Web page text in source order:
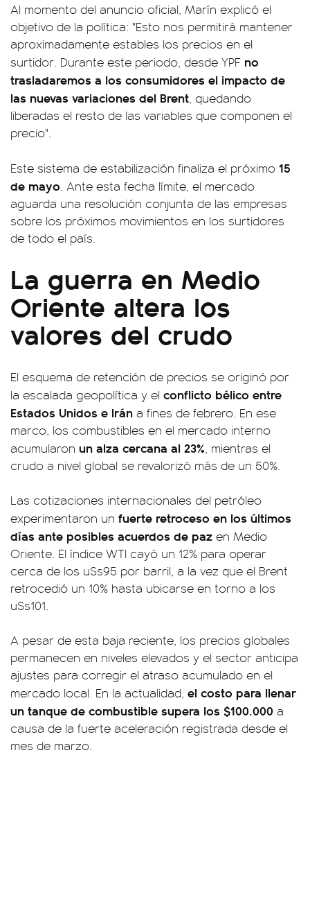
Al momento del anuncio oficial, Marín explicó el
objetivo de la política: "Esto nos permitirá mantener
aproximadamente estables los precios en el
surtidor. Durante este periodo, desde YPF no
trasladaremos a los consumidores el impacto de
las nuevas variaciones del Brent, quedando
liberadas el resto de las variables que componen el
precio".
Este sistema de estabilización finaliza el próximo 15
de mayo. Ante esta fecha límite, el mercado
aguarda una resolución conjunta de las empresas
sobre los próximos movimientos en los surtidores
de todo el país.
La guerra en Medio
Oriente altera los
valores del crudo
El esquema de retención de precios se originó por
la escalada geopolítica y el conflicto bélico entre
Estados Unidos e Irán a fines de febrero. En ese
marco, los combustibles en el mercado interno
acumularon un alza cercana al 23%, mientras el
crudo a nivel global se revalorizó más de un 50%.
Las cotizaciones internacionales del petróleo
experimentaron un fuerte retroceso en los últimos
días ante posibles acuerdos de paz en Medio
Oriente. El índice WTI cayó un 12% para operar
cerca de los u$s95 por barril, a la vez que el Brent
retrocedió un 10% hasta ubicarse en torno a los
u$s101.
A pesar de esta baja reciente, los precios globales
permanecen en niveles elevados y el sector anticipa
ajustes para corregir el atraso acumulado en el
mercado local. En la actualidad, el costo para llenar
un tanque de combustible supera los $100.000 a
causa de la fuerte aceleración registrada desde el
mes de marzo.